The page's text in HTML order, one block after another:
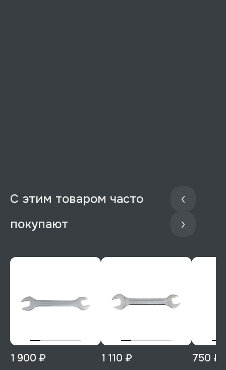
С этим товаром часто
покупают
1 900 ₽ 1 110 ₽ 750 ₽